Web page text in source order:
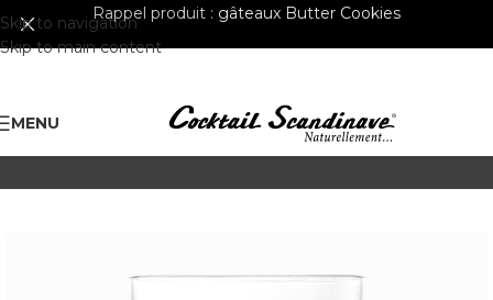
Skip to navigation
Skip to main content
Rappel produit : gâteaux Butter Cookies
MENU